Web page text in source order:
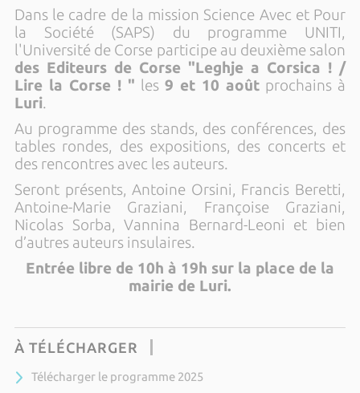
Dans le cadre de la mission Science Avec et Pour
la Société (SAPS) du programme UNITI,
l'Université de Corse participe au deuxième salon
des Editeurs de Corse "Leghje a Corsica ! /
Lire la Corse ! " les9 et 10 août prochains à
Luri.
Au programme des stands, des conférences, des
tables rondes, des expositions, des concerts et
des rencontres avec les auteurs.
Seront présents, Antoine Orsini, Francis Beretti,
Antoine-Marie Graziani, Françoise Graziani,
Nicolas Sorba, Vannina Bernard-Leoni et bien
d’autres auteurs insulaires.
Entrée libre de 10h à 19h sur la place de la
mairie de Luri.
À TÉLÉCHARGER
Télécharger le programme 2025